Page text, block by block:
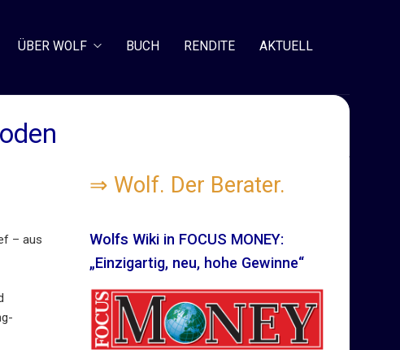
ÜBER WOLF BUCH RENDITE AKTUELL
– aus
⇒ Wolf. Der Berater.
Wolfs Wiki in FOCUS MONEY:
„Einzigartig, neu, hohe Gewinne“